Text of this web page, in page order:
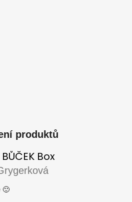
produktů
Box
je 5 z 5 hvězdiček.
🙂